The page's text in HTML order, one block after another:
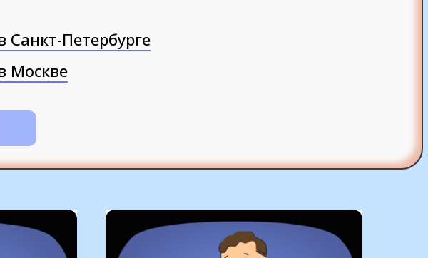
Петербурге
Москве